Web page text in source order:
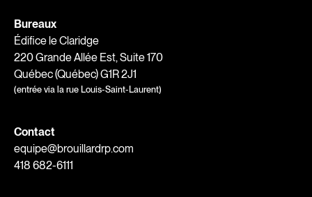
Bureaux
Édifice le Claridge
220 Grande Allée Est, Suite 170
Québec (Québec) G1R 2J1
(entrée via la rue Louis-Saint-Laurent)
Contact
equipe@brouillardrp.com
418 682-6111